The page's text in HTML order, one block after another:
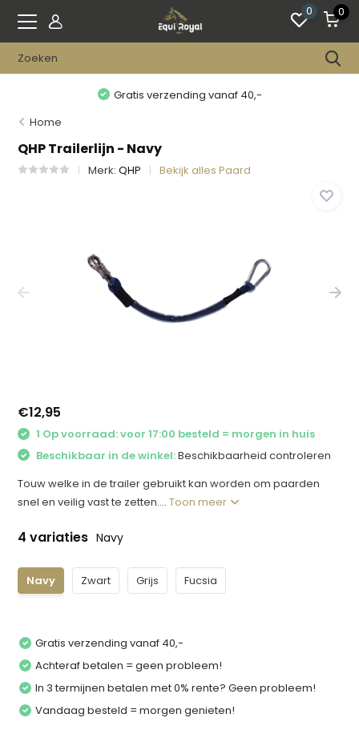
0 0
Gratis verzending vanaf 40,-
Home
QHP Trailerlijn - Navy
Merk:QHP Bekijk alles Paard
€12,95
1 Op voorraad: voor 17:00 besteld = morgen in huis
Beschikbaar in de winkel:Beschikbaarheid controleren
Touw welke in de trailer gebruikt kan worden om paarden
snel en veilig vast te zetten....Toon meer
4 variaties Navy
Navy Zwart Grijs Fucsia
Gratis verzending vanaf 40,-
Achteraf betalen = geen probleem!
In 3 termijnen betalen met 0% rente? Geen probleem!
Vandaag besteld = morgen genieten!